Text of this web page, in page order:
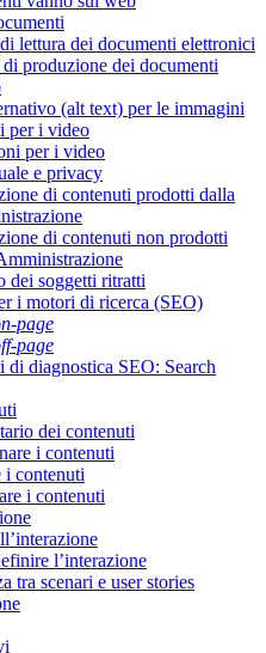
lettura dei documenti elettronici
produzione dei documenti
(alt text) per le immagini
per i video
per i video
e privacy
di contenuti prodotti dalla
di contenuti non prodotti
dei soggetti ritratti
i motori di ricerca (SEO)
page
page
di diagnostica SEO: Search
dei contenuti
i contenuti
i contenuti
i contenuti
l’interazione
tra scenari e user stories